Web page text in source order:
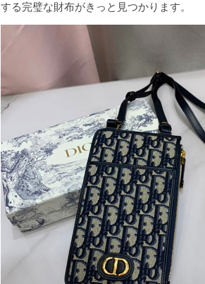
する完璧な財布がきっと見つかります。